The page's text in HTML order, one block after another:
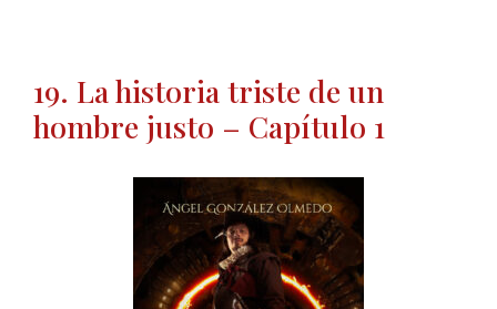
19. La historia triste de un
hombre justo – Capítulo 1